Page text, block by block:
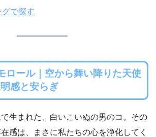
で探す
ロール｜空から舞い降りた天使
感と安らぎ
生まれた、白いこいぬの男のコ。その
感は、まさに私たちの心を浄化してく